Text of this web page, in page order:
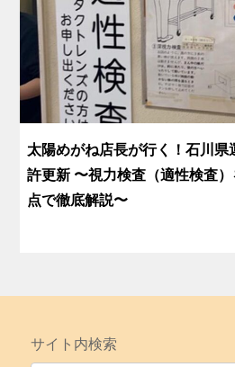
太陽めがね店長が行く！石川県
許更新 〜視力検査（適性検査
点で徹底解説〜
サイト内検索